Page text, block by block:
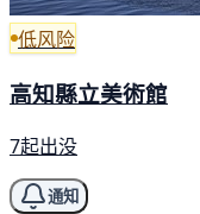
低风险
高知縣立美術館
7起出没
通知